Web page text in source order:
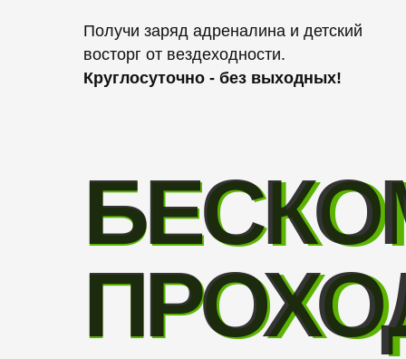
Получи заряд адреналина и детский
восторг от вездеходности.
Круглосуточно - без выходных!